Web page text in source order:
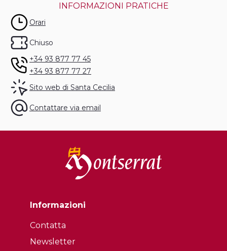
INFORMAZIONI PRATICHE
Orari
Chiuso
+34 93 877 77 45
+34 93 877 77 27
Sito web di Santa Cecilia
Contattare via email
Informazioni
Contatta
Newsletter